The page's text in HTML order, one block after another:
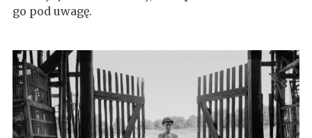
go pod uwagę.